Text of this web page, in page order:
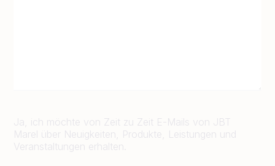
Ja, ich möchte von Zeit zu Zeit E-Mails von JBT
Marel über Neuigkeiten, Produkte, Leistungen und
Veranstaltungen erhalten.